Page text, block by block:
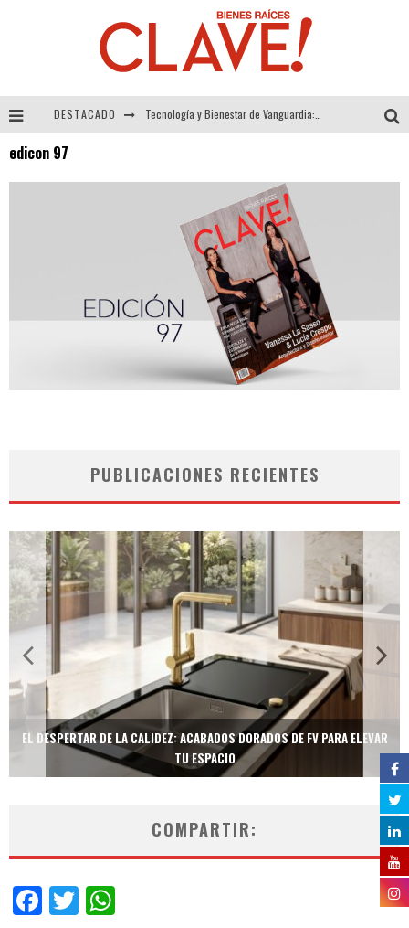
DESTACADO
Alexandra Bedoya – La Constancia detrás de La Paletería
edicon 97
PUBLICACIONES RECIENTES
EL DESPERTAR DE LA CALIDEZ: ACABADOS DORADOS DE FV PARA ELEVAR
TU ESPACIO
COMPARTIR:
Facebook
Twitter